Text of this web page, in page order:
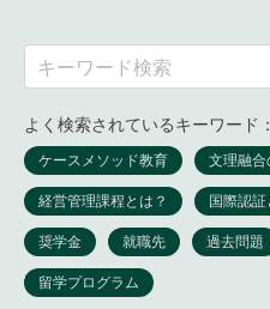
よく検索されているキーワード：